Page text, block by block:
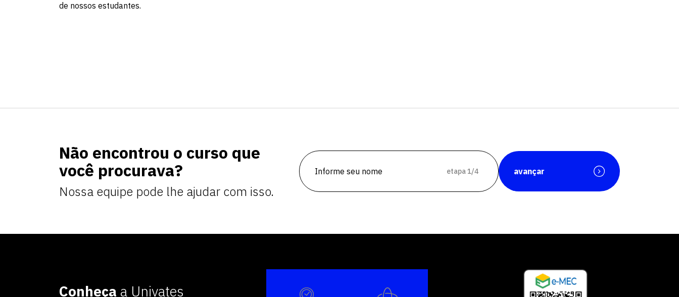
de nossos estudantes.
Não encontrou o curso que
você procurava?
Nossa equipe pode lhe ajudar com isso.
etapa 1/4 avançar
Conheça a Univates